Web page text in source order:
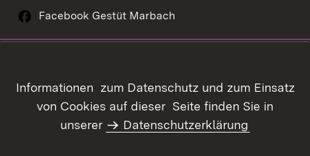
Facebook Gestüt Marbach
Informationen zum Datenschutz und zum Einsatz
von Cookies auf dieser Seite finden Sie in
unserer
Datenschutzerklärung